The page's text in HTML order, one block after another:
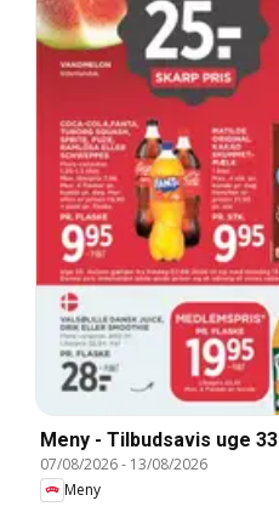
Meny - Tilbudsavis uge 33
07/08/2026- 13/08/2026
Meny